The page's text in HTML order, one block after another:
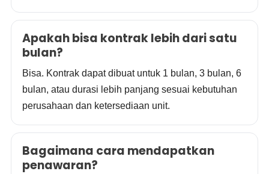
Apakah bisa kontrak lebih dari satu
bulan?
Bisa. Kontrak dapat dibuat untuk 1 bulan, 3 bulan, 6
bulan, atau durasi lebih panjang sesuai kebutuhan
perusahaan dan ketersediaan unit.
Bagaimana cara mendapatkan
penawaran?